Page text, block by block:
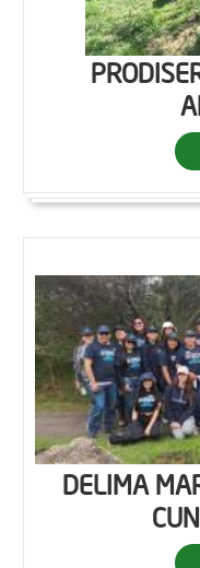
DELIMA